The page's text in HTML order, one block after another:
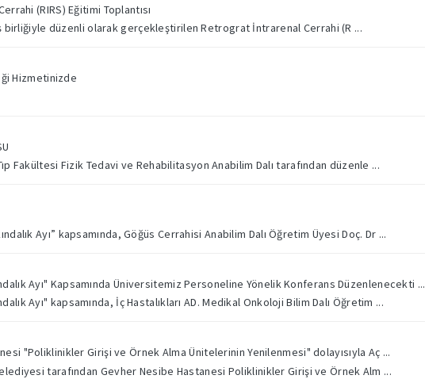
(RIRS) Eğitimi Toplantısı
birliğiyle düzenli olarak gerçekleştirilen Retrograt İntrarenal Cerrahi (R ...
Hizmetinizde
Fakültesi Fizik Tedavi ve Rehabilitasyon Anabilim Dalı tarafından düzenle ...
Ayı” kapsamında, Göğüs Cerrahisi Anabilim Dalı Öğretim Üyesi Doç. Dr ...
Ayı" Kapsamında Üniversitemiz Personeline Yönelik Konferans Düzenlenecekti ...
Ayı" kapsamında, İç Hastalıkları AD. Medikal Onkoloji Bilim Dalı Öğretim ...
"Poliklinikler Girişi ve Örnek Alma Ünitelerinin Yenilenmesi" dolayısıyla Aç ...
tarafından Gevher Nesibe Hastanesi Poliklinikler Girişi ve Örnek Alm ...